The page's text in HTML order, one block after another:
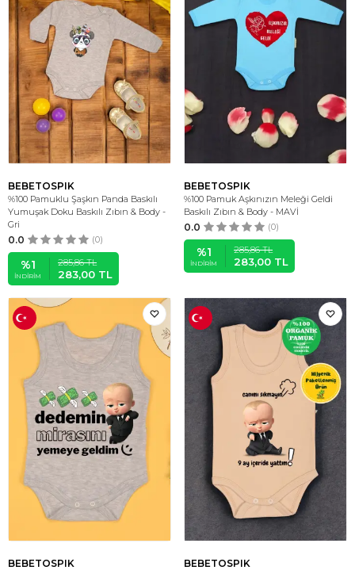
BEBETOSPIK
%100 Pamuklu Şaşkın Panda Baskılı
Yumuşak Doku Baskılı Zıbın & Body -
Gri
0.0 (0)
%1
İNDIRIM
285,86TL
283,00 TL
BEBETOSPIK
%100 Pamuk Aşkınızın Meleği Geldi
Baskılı Zıbın & Body - MAVİ
0.0 (0)
%1
İNDIRIM
285,86TL
283,00 TL
BEBETOSPIK BEBETOSPIK